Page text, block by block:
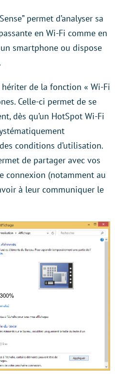
permet d’analyser sa
en Wi-Fi comme en
smartphone ou dispose
de la fonction « Wi-Fi
Celle-ci permet de se
dès qu’un HotSpot Wi-Fi
conditions d’utilisation.
de partager avec vos
connexion (notamment au
à leur communiquer le